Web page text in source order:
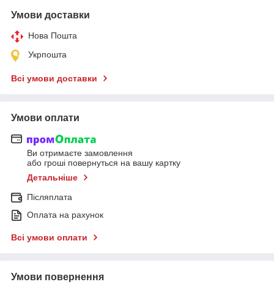
Умови доставки
Нова Пошта
Укрпошта
Всі умови доставки
Умови оплати
Ви отримаєте замовлення
або гроші повернуться на вашу картку
Детальніше
Післяплата
Оплата на рахунок
Всі умови оплати
Умови повернення